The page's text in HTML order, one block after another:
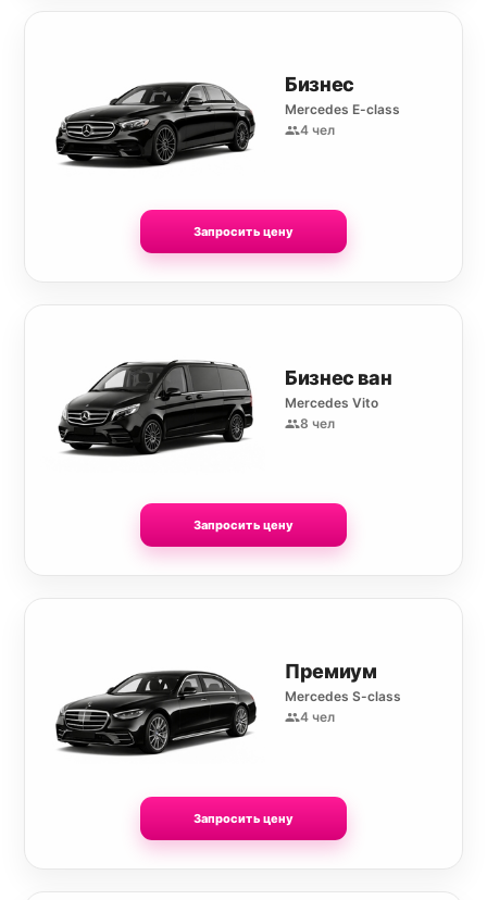
Бизнес
Mercedes E-class
4 чел
Запросить цену
Бизнес ван
Mercedes Vito
8 чел
Запросить цену
Премиум
Mercedes S-class
4 чел
Запросить цену